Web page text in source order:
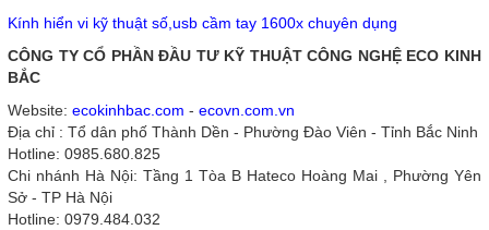
Kính hiển vi kỹ thuật số,usb cầm tay 1600x chuyên dụng
CÔNG TY CỔ PHẦN ĐẦU TƯ KỸ THUẬT CÔNG NGHỆ ECO KINH
BẮC
Website: ecokinhbac.com - ecovn.com.vn
Địa chỉ : Tổ dân phố Thành Dền - Phường Đào Viên - Tỉnh Bắc Ninh
Hotline: 0985.680.825
Chi nhánh Hà Nội: Tầng 1 Tòa B Hateco Hoàng Mai , Phường Yên
Sở - TP Hà Nội
Hotline: 0979.484.032